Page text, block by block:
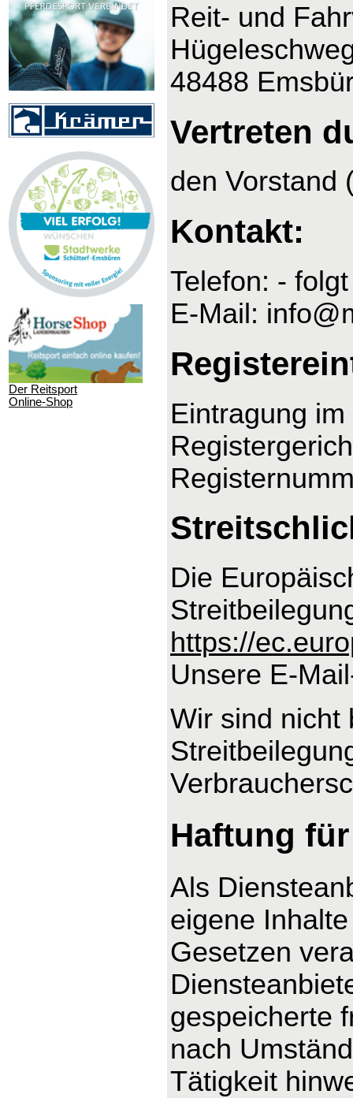
Der Reitsport
Online-Shop
Reit- und
48488
Vertreten
den Vorstand
Kontakt:
Telefon: -
E-Mail:
Eintragung
Die
https://
Unsere E-
Wir sind nicht
Haftung
Als
eigene
Gesetzen
gespeicherte
nach
Tätigkeit